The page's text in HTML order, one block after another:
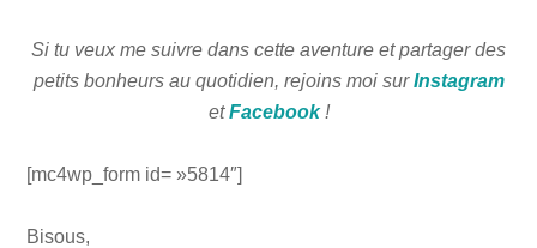
Si tu veux me suivre dans cette aventure et partager des
petits bonheurs au quotidien, rejoins moi surInstagram
etFacebook!
[mc4wp_form id= »5814″]
Bisous,